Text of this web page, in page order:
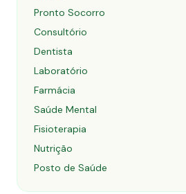
Pronto Socorro
Consultório
Dentista
Laboratório
Farmácia
Saúde Mental
Fisioterapia
Nutrição
Posto de Saúde